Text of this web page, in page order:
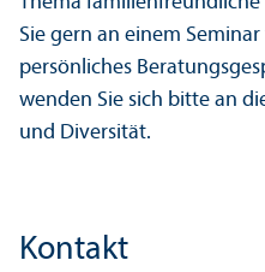
Sie gern an einem
persönliches
wenden Sie sich bitte an
und Diversität.
Kontakt